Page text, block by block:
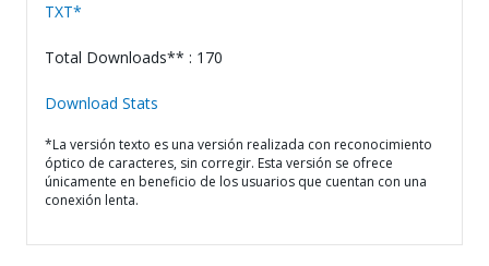
TXT*
Total Downloads** : 170
Download Stats
*La versión texto es una versión realizada con reconocimiento
óptico de caracteres, sin corregir. Esta versión se ofrece
únicamente en beneficio de los usuarios que cuentan con una
conexión lenta.